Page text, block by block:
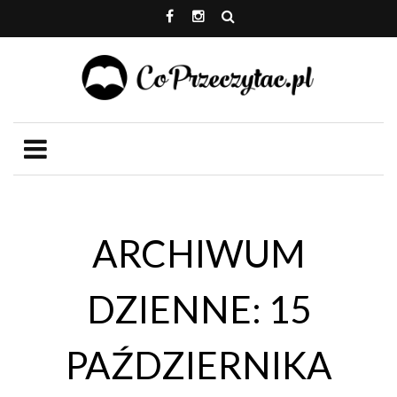
ARCHIWUM
DZIENNE: 15
PAŹDZIERNIKA